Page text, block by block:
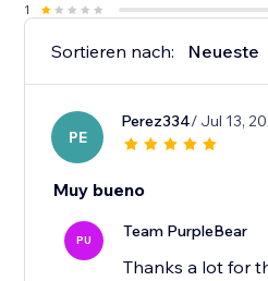
1
Sortieren nach: Neueste
PE
Perez334/ Jul 13,
Muy bueno
PU Team PurpleBear
Thanks a lot for